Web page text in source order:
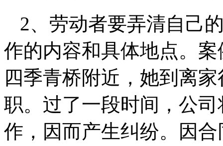
2、劳动者要弄清自己
作的内容和具体地点。
四季青桥附近，她到离
职。过了一段时间，公
作，因而产生纠纷。因